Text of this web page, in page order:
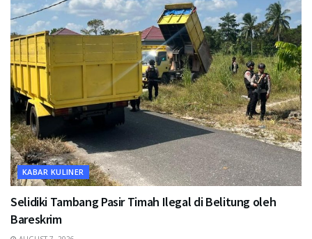
KABAR KULINER
Selidiki Tambang Pasir Timah Ilegal di Belitung oleh
Bareskrim